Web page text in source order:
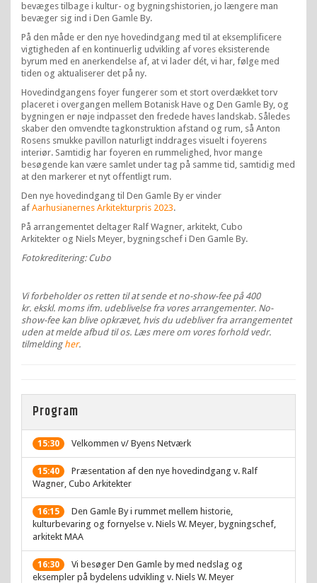
bevæges tilbage i kultur- og bygningshistorien, jo længere man
bevæger sig ind i Den Gamle By.
På den måde er den nye hovedindgang med til at eksemplificere
vigtigheden af en kontinuerlig udvikling af vores eksisterende
byrum med en anerkendelse af, at vi lader dét, vi har, følge med
tiden og aktualiserer det på ny.
Hovedindgangens foyer fungerer som et stort overdækket torv
placeret i overgangen mellem Botanisk Have og Den Gamle By, og
bygningen er nøje indpasset den fredede haves landskab. Således
skaber den omvendte tagkonstruktion afstand og rum, så Anton
Rosens smukke pavillon naturligt inddrages visuelt i foyerens
interiør. Samtidig har foyeren en rummelighed, hvor mange
besøgende kan være samlet under tag på samme tid, samtidig med
at den markerer et nyt offentligt rum.
Den nye hovedindgang til Den Gamle By er vinder
af Aarhusianernes Arkitekturpris 2023.
På arrangementet deltager Ralf Wagner, arkitekt, Cubo
Arkitekter og Niels Meyer, bygningschef i Den Gamle By.
Fotokreditering: Cubo
Vi forbeholder os retten til at sende et no-show-fee på 400
kr. ekskl. moms ifm. udeblivelse fra vores arrangementer. No-
show-fee kan blive opkrævet, hvis du udebliver fra arrangementet
uden at melde afbud til os. Læs mere om vores forhold vedr.
tilmelding her.
Program
15:30 Velkommen v/ Byens Netværk
15:40
Præsentation af den nye hovedindgang v. Ralf
Wagner, Cubo Arkitekter
16:15
Den Gamle By i rummet mellem historie,
kulturbevaring og fornyelse v. Niels W. Meyer, bygningschef,
arkitekt MAA
16:30
Vi besøger Den Gamle by med nedslag og
eksempler på bydelens udvikling v. Niels W. Meyer